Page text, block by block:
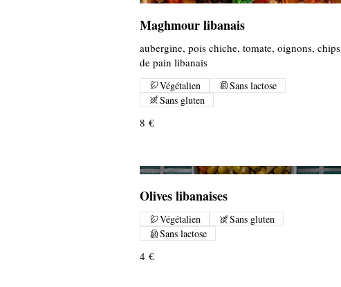
Maghmour libanais
aubergine, pois chiche, tomate, oignons, chips
de pain libanais
8 €
Végétalien
Sans lactose
Sans gluten
Olives libanaises
4 €
Végétalien
Sans gluten
Sans lactose